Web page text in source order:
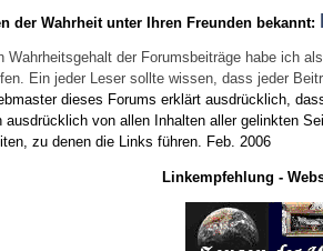
der Wahrheit unter Ihren Freunden bekannt:
Wahrheitsgehalt der Forumsbeiträge habe ich
Ein jeder Leser sollte wissen, dass jeder
dieses Forums erklärt ausdrücklich,
von allen Inhalten aller gelinkten
zu denen die Links führen. Feb. 2006
Linkempfehlung -